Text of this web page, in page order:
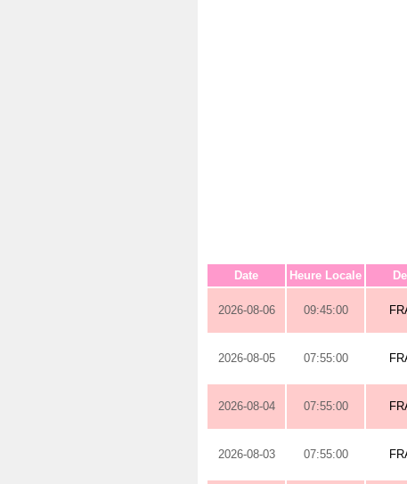
Date Heure Locale
2026-08-06 09:45:00
2026-08-05 07:55:00
2026-08-04 07:55:00
2026-08-03 07:55:00